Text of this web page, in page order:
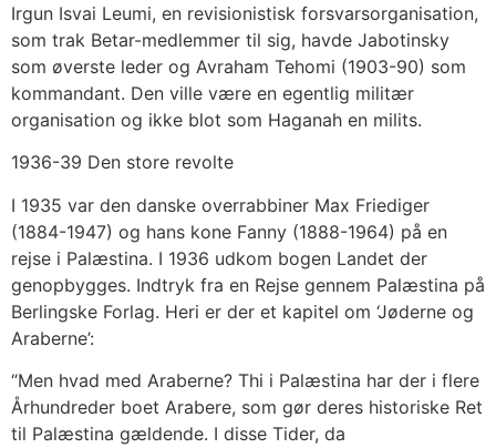
Irgun Isvai Leumi, en revisionistisk forsvarsorganisation,
som trak Betar-medlemmer til sig, havde Jabotinsky
som øverste leder og Avraham Tehomi (1903-90) som
kommandant. Den ville være en egentlig militær
organisation og ikke blot som Haganah en milits.
1936-39 Den store revolte
I 1935 var den danske overrabbiner Max Friediger
(1884-1947) og hans kone Fanny (1888-1964) på en
rejse i Palæstina. I 1936 udkom bogen Landet der
genopbygges. Indtryk fra en Rejse gennem Palæstina på
Berlingske Forlag. Heri er der et kapitel om ‘Jøderne og
Araberne’:
“Men hvad med Araberne? Thi i Palæstina har der i flere
Århundreder boet Arabere, som gør deres historiske Ret
til Palæstina gældende. I disse Tider, da